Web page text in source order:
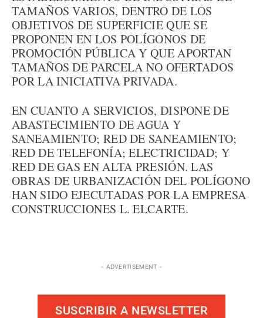
TAMAÑOS VARIOS, DENTRO DE LOS
OBJETIVOS DE SUPERFICIE QUE SE
PROPONEN EN LOS POLÍGONOS DE
PROMOCIÓN PÚBLICA Y QUE APORTAN
TAMAÑOS DE PARCELA NO OFERTADOS
POR LA INICIATIVA PRIVADA.
EN CUANTO A SERVICIOS, DISPONE DE
ABASTECIMIENTO DE AGUA Y
SANEAMIENTO; RED DE SANEAMIENTO;
RED DE TELEFONÍA; ELECTRICIDAD; Y
RED DE GAS EN ALTA PRESIÓN. LAS
OBRAS DE URBANIZACIÓN DEL POLÍGONO
HAN SIDO EJECUTADAS POR LA EMPRESA
CONSTRUCCIONES L. ELCARTE.
- ADVERTISEMENT -
SUSCRIBIR A NEWSLETTER